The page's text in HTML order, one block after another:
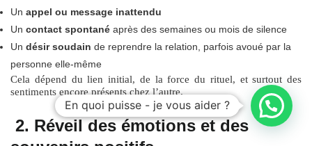
Un appel ou message inattendu
Un contact spontané après des semaines ou mois de silence
Un désir soudain de reprendre la relation, parfois avoué par la
personne elle-même
Cela dépend du lien initial, de la force du rituel, et surtout des
sentiments encore présents chez l’autre.
2. Réveil des émotions et des
En quoi puisse - je vous aider ?